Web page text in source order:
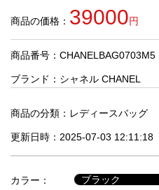
人
気
商
セ
ル
商品の価格： 39000円
商品番号：CHANELBAG0703M5
ブランド： シャネル CHANEL
商品の分類： レディースバッグ
更新日時：2025-07-03 12:11:18
カラー：